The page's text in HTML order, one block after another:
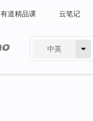
有道精品课 云笔记
中英